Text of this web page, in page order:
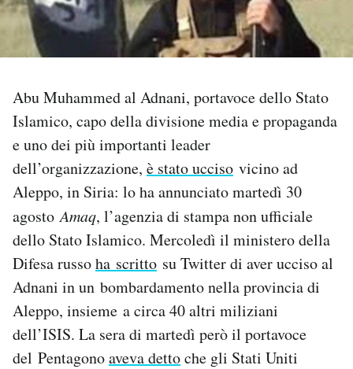
NEWSLETTER
I MIEI PREFERITI
CALENDARIO
AREA PERSONALE
Area Personale
Newsletter
Notifiche mobile
Regala il Post
Hai bisogno di aiuto?
Abu Muhammed al Adnani, portavoce dello Stato
Islamico, capo della divisione media e propaganda
e uno dei più importanti leader
dell’organizzazione, è stato ucciso vicino ad
Aleppo, in Siria: lo ha annunciato martedì 30
agostoAmaq, l’agenzia di stampa non ufficiale
dello Stato Islamico. Mercoledì il ministero della
Difesa russoha scritto su Twitter di aver ucciso al
Adnani in un bombardamento nella provincia di
Aleppo, insieme a circa 40 altri miliziani
dell’ISIS. La sera di martedì però il portavoce
del Pentagonoaveva dettoche gli Stati Uniti